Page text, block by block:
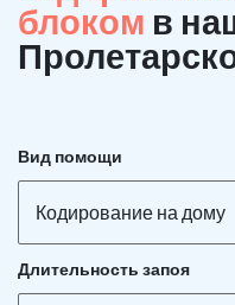
блоком в
Вид помощи
Кодирование на дому
Длительность запоя